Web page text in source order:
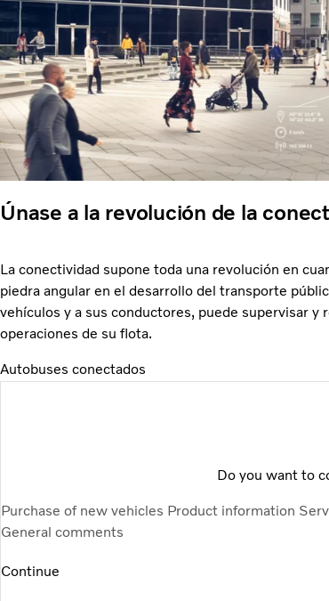
Únase a la revolución de la
La conectividad supone toda una revolución en
piedra angular en el desarrollo del transporte
vehículos y a sus conductores, puede supervisar y
operaciones de su flota.
Autobuses conectados
Do you want to
Purchase of new vehicles Product information
General comments
Continue